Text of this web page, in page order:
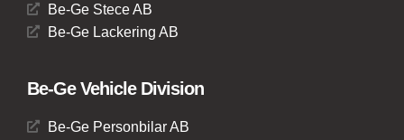
Be-Ge Stece AB
Be-Ge Lackering AB
Be-Ge Vehicle Division
Be-Ge Personbilar AB